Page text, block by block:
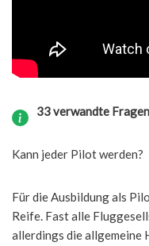
33 verwandte
Kann jeder Pilot werden?
Für die Ausbildung als
Reife. Fast alle
allerdings die allgemeine